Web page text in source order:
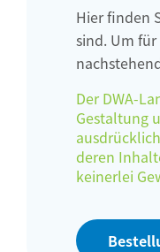
Hier finden
sind. Um
Der DWA-
Gestaltung
deren
keinerlei